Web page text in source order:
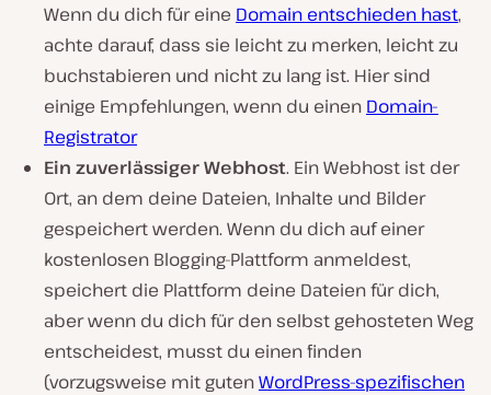
Wenn du dich für eine Domain entschieden hast,
achte darauf, dass sie leicht zu merken, leicht zu
buchstabieren und nicht zu lang ist. Hier sind
einige Empfehlungen, wenn du einen Domain-
Registrator
Ein zuverlässiger Webhost. Ein Webhost ist der
Ort, an dem deine Dateien, Inhalte und Bilder
gespeichert werden. Wenn du dich auf einer
kostenlosen Blogging-Plattform anmeldest,
speichert die Plattform deine Dateien für dich,
aber wenn du dich für den selbst gehosteten Weg
entscheidest, musst du einen finden
(vorzugsweise mit gutenWordPress-spezifischen